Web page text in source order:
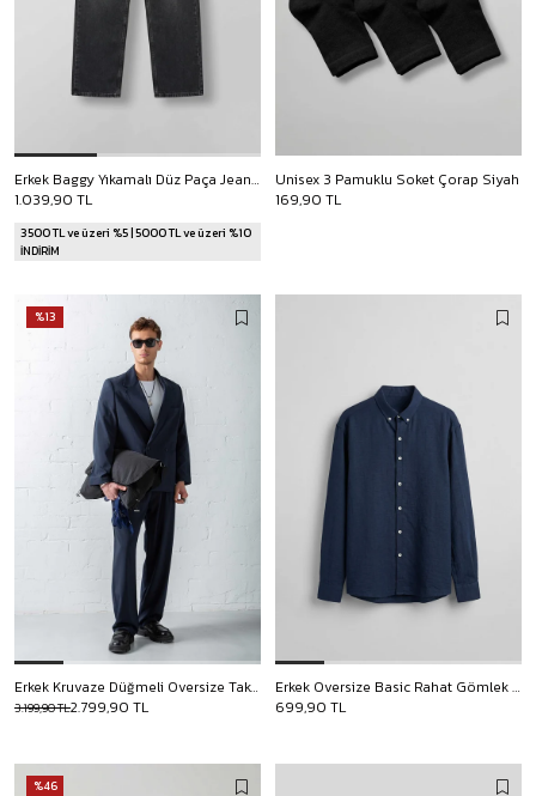
Erkek Baggy Yıkamalı Düz Paça Jean Pantolon Siyah
1.039,90 TL
3500 TL ve üzeri %5 | 5000 TL ve üzeri %10
İNDİRİM
Unisex 3 Pamuklu Soket Çorap Siyah
169,90 TL
%13
Erkek Kruvaze Düğmeli Oversize Takım Elbise Lacivert
2.799,90 TL
3.199,90 TL
Erkek Oversize Basic Rahat Gömlek Lacivert
699,90 TL
%46